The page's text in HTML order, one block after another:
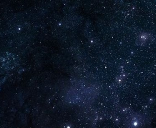
critiques de films